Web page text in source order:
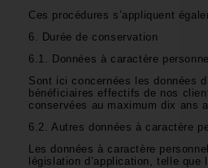
Ces procédures s’appliquent
6. Durée de conservation
6.1. Données à caractère
Sont ici concernées les données
bénéficiaires effectifs de nos
conservées au maximum dix ans
6.2. Autres données à caractère
Les données à caractère
législation d’application, telle